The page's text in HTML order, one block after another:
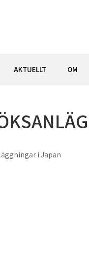
AKTUELLT OM
i Japan